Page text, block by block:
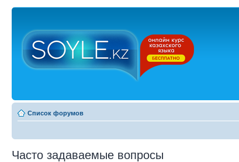
Список форумов
Часто задаваемые вопросы